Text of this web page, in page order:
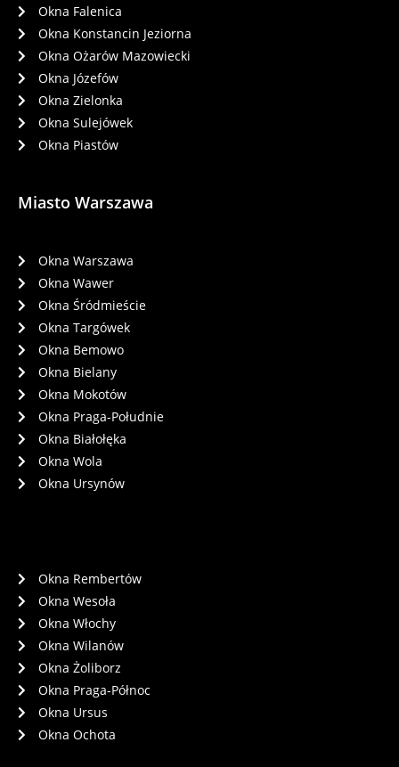
Okna Falenica
Okna Konstancin Jeziorna
Okna Ożarów Mazowiecki
Okna Józefów
Okna Zielonka
Okna Sulejówek
Okna Piastów
Miasto Warszawa
Okna Warszawa
Okna Wawer
Okna Śródmieście
Okna Targówek
Okna Bemowo
Okna Bielany
Okna Mokotów
Okna Praga-Południe
Okna Białołęka
Okna Wola
Okna Ursynów
Okna Rembertów
Okna Wesoła
Okna Włochy
Okna Wilanów
Okna Żoliborz
Okna Praga-Północ
Okna Ursus
Okna Ochota